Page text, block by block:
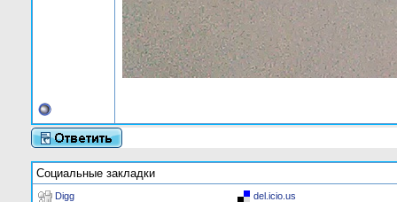
Социальные закладки
Digg del.icio.us